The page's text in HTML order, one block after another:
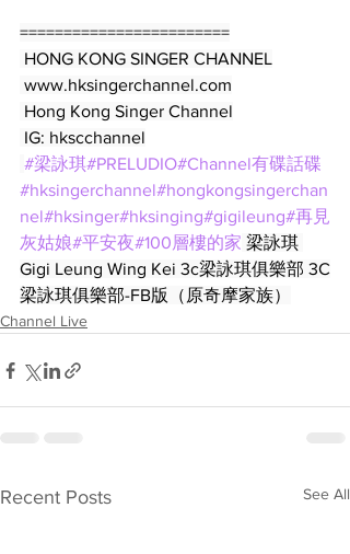
========================
HONG KONG SINGER CHANNEL
www.hksingerchannel.com
Hong Kong Singer Channel
IG: hkscchannel
#梁詠琪#PRELUDIO#Channel有碟話碟
#hksingerchannel#hongkongsingerchan
nel#hksinger#hksinging#gigileung#再見
灰姑娘#平安夜#100層樓的家 梁詠琪
Gigi Leung Wing Kei 3c梁詠琪俱樂部 3C
梁詠琪俱樂部-FB版（原奇摩家族）
Channel Live
Recent Posts See All